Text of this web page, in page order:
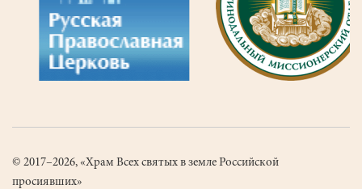
© 2017–2026, «Храм Всех святых в земле Российской
просиявших»